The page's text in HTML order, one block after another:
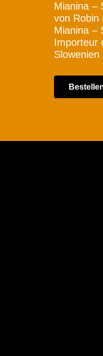
Mianina –
von Robin
Mianina –
Importeur